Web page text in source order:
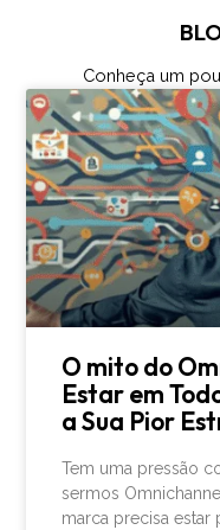
Conheça um
O mito do
Estar em
a Sua Pior
Tem uma pressão
sermos
marca precisa estar